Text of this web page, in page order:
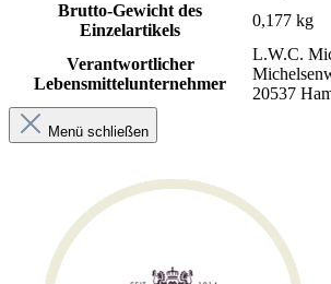
Brutto-Gewicht des
Einzelartikels
0,177 kg
Verantwortlicher
Lebensmittelunternehmer
L.W.C.
20537
Menü schließen